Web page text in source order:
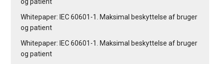
Whitepaper: IEC 60601-1. Maksimal beskyttelse af bruger
og patient
Whitepaper: IEC 60601-1. Maksimal beskyttelse af bruger
og patient